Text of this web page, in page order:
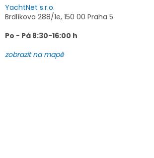
YachtNet s.r.o.
Brdlíkova 288/1e, 150 00 Praha 5
Po - Pá 8:30-16:00 h
zobrazit na mapě